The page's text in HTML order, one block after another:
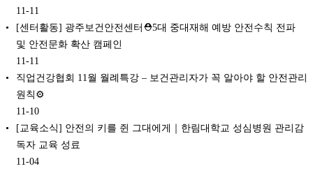
11-11
[센터활동] 광주보건안전센터⛑️5대 중대재해 예방 안전수칙 전파
및 안전문화 확산 캠페인
11-11
직업건강협회 11월 월례특강 – 보건관리자가 꼭 알아야 할 안전관리
원칙⚙️
11-10
[교육소식] 안전의 키를 쥔 그대에게️｜한림대학교 성심병원 관리감
독자 교육 성료
11-04